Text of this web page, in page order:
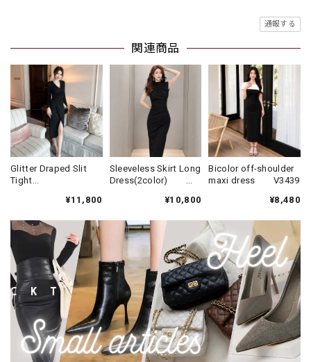
通報する
関連商品
Glitter Draped Slit
Tight
¥11,800
Sleeveless Skirt Long
Dress(2color)
¥10,800
Bicolor off-shoulder
maxi dress V3439
¥8,480